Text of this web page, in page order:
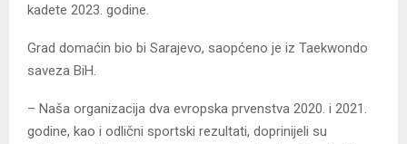
kadete 2023. godine.
Grad domaćin bio bi Sarajevo, saopćeno je iz Taekwondo
saveza BiH.
– Naša organizacija dva evropska prvenstva 2020. i 2021.
godine, kao i odlični sportski rezultati, doprinijeli su